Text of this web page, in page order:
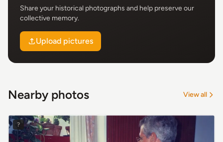
Share your historical photographs and help preserve our
collective memory.
Upload pictures
Nearby photos View all
?